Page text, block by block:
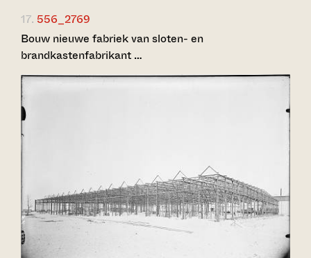
17. 556_2769
Bouw nieuwe fabriek van sloten- en
brandkastenfabrikant …